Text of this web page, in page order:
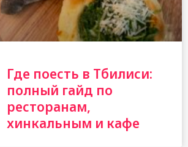
Где поесть в Тбилиси:
полный гайд по
ресторанам,
хинкальным и кафе